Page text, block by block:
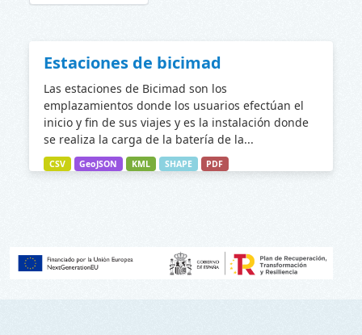
Estaciones de bicimad
Las estaciones de Bicimad son los
emplazamientos donde los usuarios efectúan el
inicio y fin de sus viajes y es la instalación donde
se realiza la carga de la batería de la...
CSV GeoJSON KML SHAPE PDF